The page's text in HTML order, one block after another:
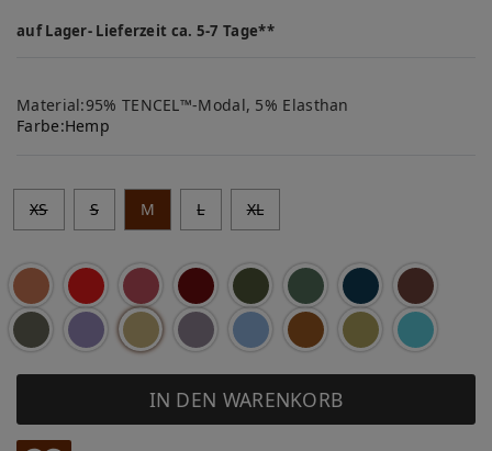
auf Lager- Lieferzeit ca. 5-7 Tage**
Material:95% TENCEL™-Modal, 5% Elasthan
Farbe:Hemp
XS S M L XL
IN DEN WARENKORB